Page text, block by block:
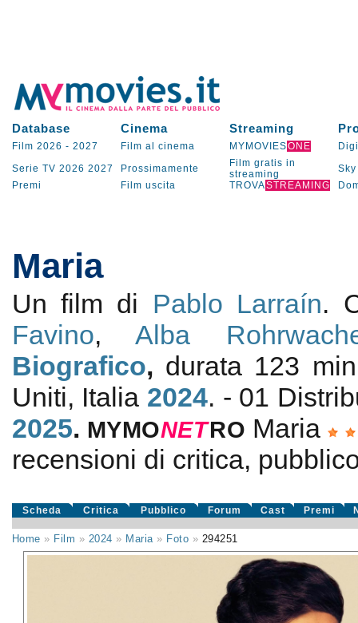
Database Cinema Streaming
Film 2026 - 2027 Film al cinema MYMOVIESONE
Serie TV 2026 2027 Prossimamente
Film gratis in
streaming
Sky
Premi
Film uscita TROVASTREAMING
Maria
Un film di Pablo Larraín.
Favino,Alba
Biografico, durata 123
Uniti, Italia 2024. - 01
2025. MYMONETRO Maria
recensioni di critica,
Scheda Critica Pubblico Forum Cast Premi
Home » Film » 2024 » Maria» Foto » 294251